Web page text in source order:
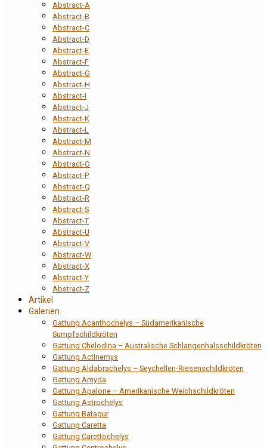
Abstract-A
Abstract-B
Abstract-C
Abstract-D
Abstract-E
Abstract-F
Abstract-G
Abstract-H
Abstract-I
Abstract-J
Abstract-K
Abstract-L
Abstract-M
Abstract-N
Abstract-O
Abstract-P
Abstract-Q
Abstract-R
Abstract-S
Abstract-T
Abstract-U
Abstract-V
Abstract-W
Abstract-X
Abstract-Y
Abstract-Z
Artikel
Galerien
Gattung Acanthochelys – Südamerikanische
Sumpfschildkröten
Gattung Chelodina – Australische Schlangenhalsschildkröten
Gattung Actinemys
Gattung Aldabrachelys – Seychellen-Riesenschildkröten
Gattung Amyda
Gattung Apalone – Amerikanische Weichschildkröten
Gattung Astrochelys
Gattung Batagur
Gattung Caretta
Gattung Carettochelys